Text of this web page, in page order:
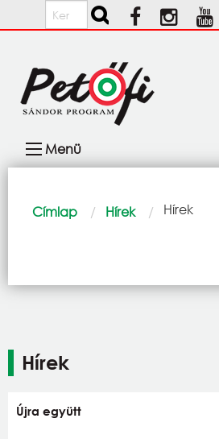
Ugrás a tartalomra
Keresés
navigáció
Menü
Morzsa
Címlap Hírek Current:
Hírek
Hírek
Újra együtt